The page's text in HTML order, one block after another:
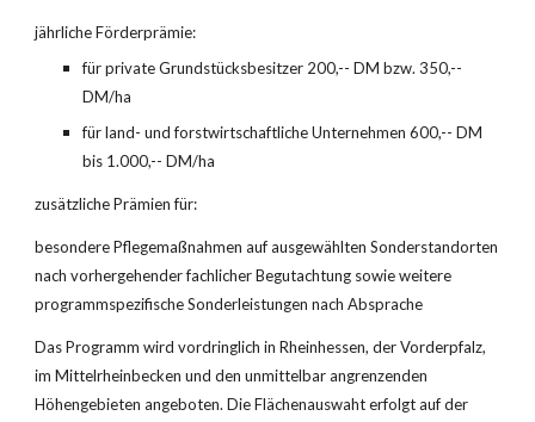
jährliche Förderprämie:
für private Grundstücksbesitzer 200,-- DM bzw. 350,--
DM/ha
für land- und forstwirtschaftliche Unternehmen 600,-- DM
bis 1.000,-- DM/ha
zusätzliche Prämien für:
besondere Pflegemaßnahmen auf ausgewählten Sonderstandorten
nach vorhergehender fachlicher Begut­achtung sowie weitere
programmspezifische Sonderleistungen nach Absprache
Das Programm wird vordringlich in Rheinhessen, der Vorderpfalz,
im Mittelrheinbecken und den unmittelbar angrenzenden
Höhengebieten angeboten. Die Flächenauswaht erfolgt auf der